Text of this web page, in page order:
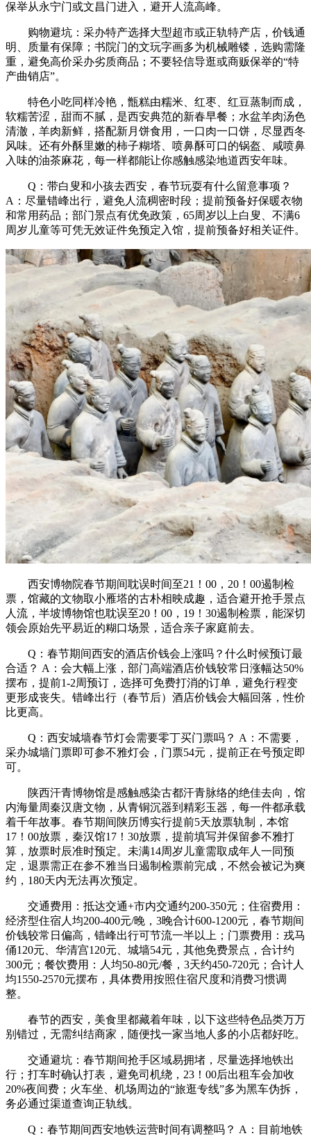
保举从永宁门或文昌门进入，避开人流高峰。
购物避坑：采办特产选择大型超市或正轨特产店，价钱通
明、质量有保障；书院门的文玩字画多为机械雕镂，选购需隆
重，避免高价采办劣质商品；不要轻信导逛或商贩保举的“特
产曲销店”。
特色小吃同样冷艳，甑糕由糯米、红枣、红豆蒸制而成，
软糯苦涩，甜而不腻，是西安典范的新春早餐；水盆羊肉汤色
清澈，羊肉新鲜，搭配新月饼食用，一口肉一口饼，尽显西冬
风味。还有外酥里嫩的柿子糊塔、喷鼻酥可口的锅盔、咸喷鼻
入味的油茶麻花，每一样都能让你感触感染地道西安年味。
Q：带白叟和小孩去西安，春节玩耍有什么留意事项？
A：尽量错峰出行，避免人流稠密时段；提前预备好保暖衣物
和常用药品；部门景点有优免政策，65周岁以上白叟、不满6
周岁儿童等可凭无效证件免预定入馆，提前预备好相关证件。
西安博物院春节期间耽误时间至21！00，20！00遏制检
票，馆藏的文物取小雁塔的古朴相映成趣，适合避开抢手景点
人流，半坡博物馆也耽误至20！00，19！30遏制检票，能深切
领会原始先平易近的糊口场景，适合亲子家庭前去。
Q：春节期间西安的酒店价钱会上涨吗？什么时候预订最
合适？ A：会大幅上涨，部门高端酒店价钱较常日涨幅达50%
摆布，提前1-2周预订，选择可免费打消的订单，避免行程变
更形成丧失。错峰出行（春节后）酒店价钱会大幅回落，性价
比更高。
Q：西安城墙春节灯会需要零丁买门票吗？ A：不需要，
采办城墙门票即可参不雅灯会，门票54元，提前正在号预定即
可。
陕西汗青博物馆是感触感染古都汗青脉络的绝佳去向，馆
内海量周秦汉唐文物，从青铜沉器到精彩玉器，每一件都承载
着千年故事。春节期间陕历博实行提前5天放票轨制，本馆
17！00放票，秦汉馆17！30放票，提前填写并保留参不雅打
算，放票时辰准时预定。未满14周岁儿童需取成年人一同预
定，退票需正在参不雅当日遏制检票前完成，不然会被记为爽
约，180天内无法再次预定。
交通费用：抵达交通+市内交通约200-350元；住宿费用：
经济型住宿人均200-400元/晚，3晚合计600-1200元，春节期间
价钱较常日偏高，错峰出行可节流一半以上；门票费用：戎马
俑120元、华清宫120元、城墙54元，其他免费景点，合计约
300元；餐饮费用：人均50-80元/餐，3天约450-720元；合计人
均1550-2570元摆布，具体费用按照住宿尺度和消费习惯调
整。
春节的西安，美食里都藏着年味，以下这些特色品类万万
别错过，无需纠结商家，随便找一家当地人多的小店都好吃。
交通避坑：春节期间抢手区域易拥堵，尽量选择地铁出
行；打车时确认打表，避免司机绕，23！00后出租车会加收
20%夜间费；火车坐、机场周边的“旅逛专线”多为黑车伪拆，
务必通过渠道查询正轨线。
Q：春节期间西安地铁运营时间有调整吗？ A：目前地铁